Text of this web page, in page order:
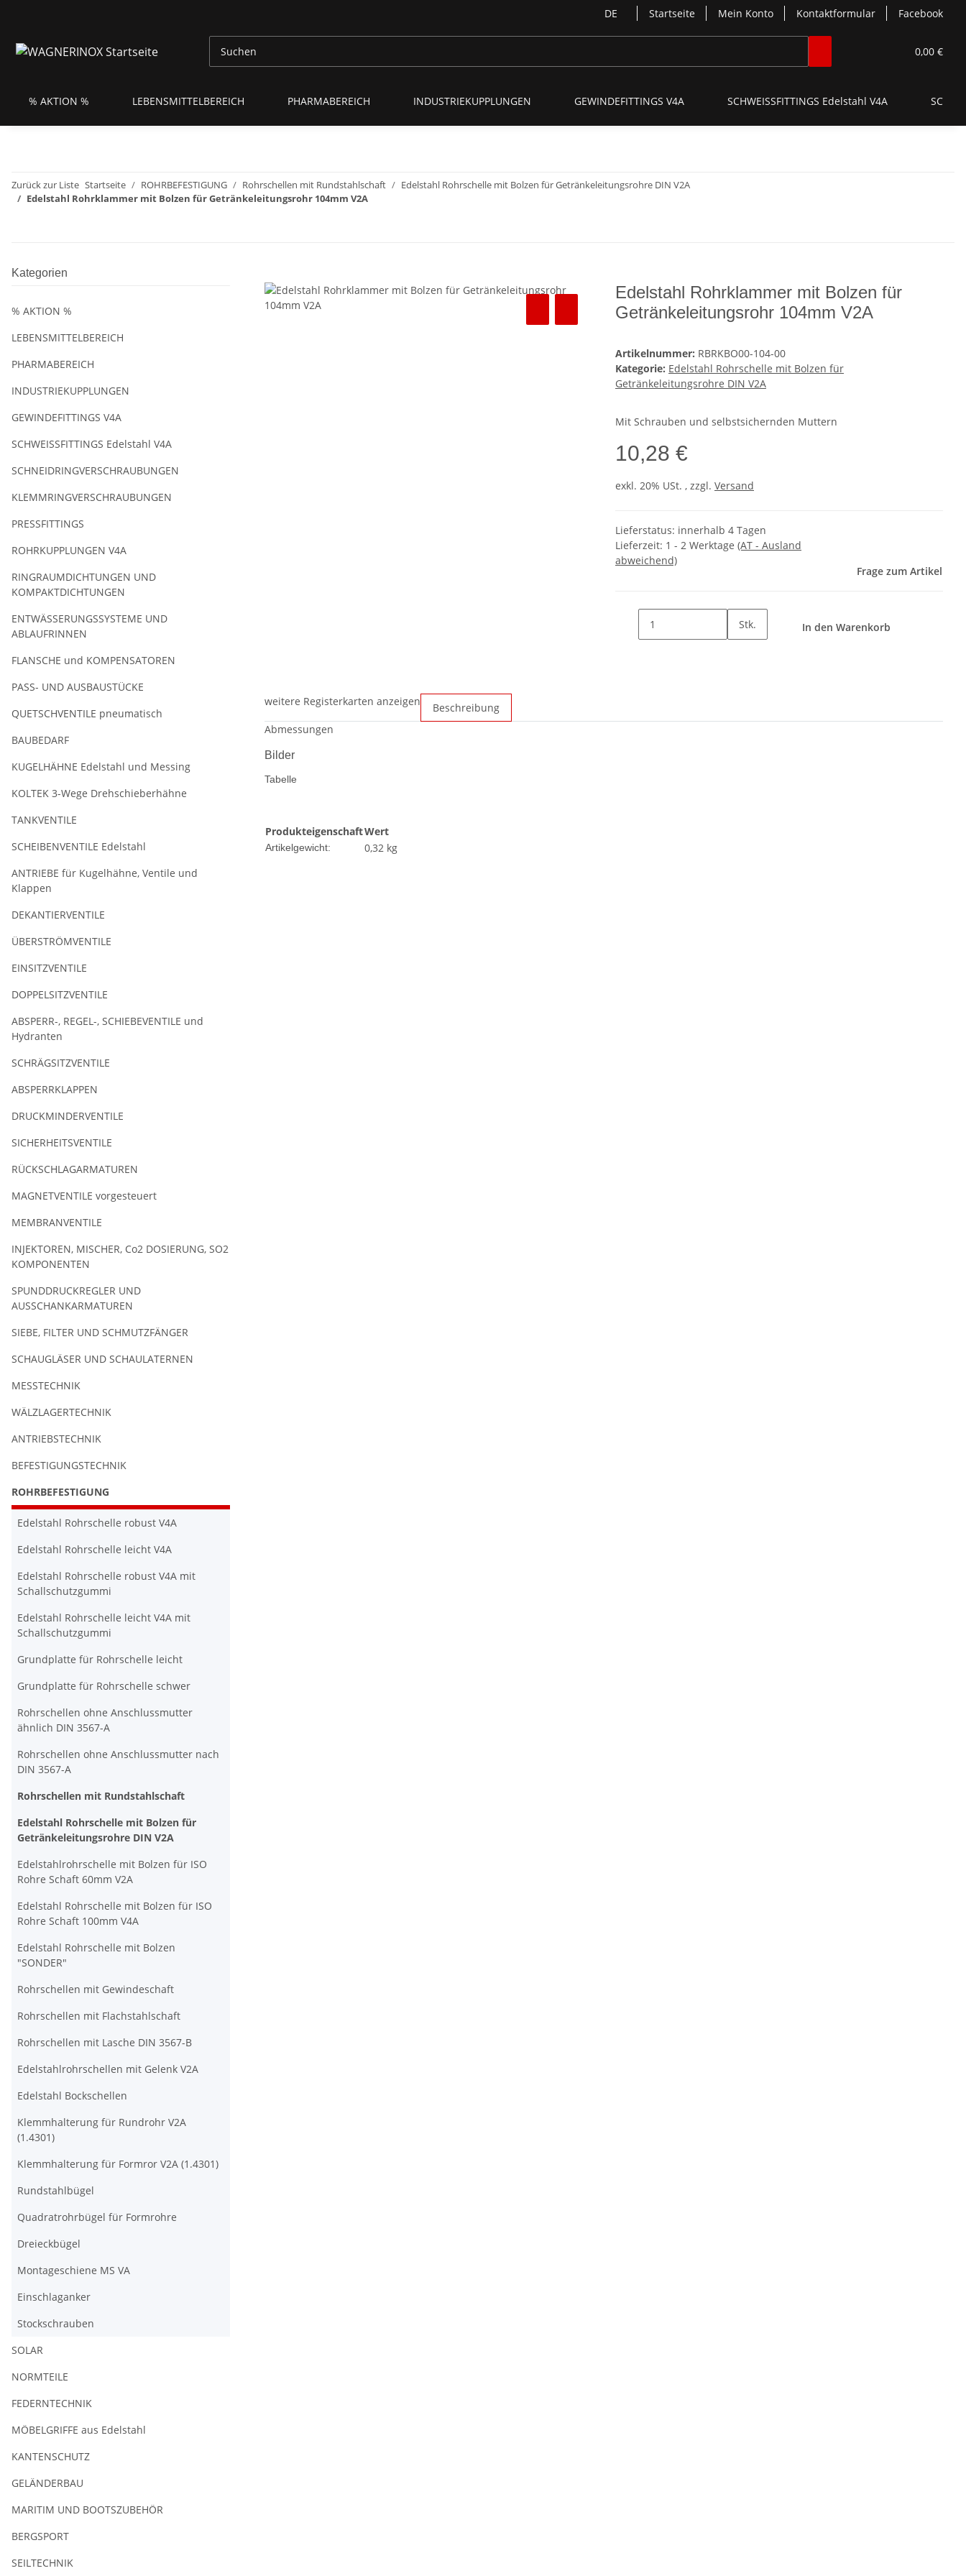
DE Startseite Mein Konto Kontaktformular Facebook
0,00 €
% AKTION % LEBENSMITTELBEREICH PHARMABEREICH INDUSTRIEKUPPLUNGEN GEWINDEFITTINGS V4A SCHWEISSFITTINGS Edelstahl V4A
Zurück zur Liste Startseite ROHRBEFESTIGUNG Rohrschellen mit Rundstahlschaft
Edelstahl Rohrschelle mit Bolzen für Getränkeleitungsrohre DIN V2A
Edelstahl Rohrklammer mit Bolzen für Getränkeleitungsrohr 104mm V2A
Edelstahl Rohrklammer mit Bolzen für
Getränkeleitungsrohr 104mm V2A
Artikelnummer: RBRKBO00-104-00
Kategorie: Edelstahl Rohrschelle mit Bolzen für
Getränkeleitungsrohre DIN V2A
Mit Schrauben und selbstsichernden Muttern
10,28 €
exkl. 20% USt. , zzgl. Versand
Lieferstatus: innerhalb 4 Tagen
Lieferzeit: 1 - 2 Werktage (AT - Ausland
abweichend)
Frage zum Artikel
Stk. In den Warenkorb
weitere Registerkarten anzeigen
Beschreibung
Abmessungen
Bilder
Tabelle
ProdukteigenschaftWert
Artikelgewicht: 0,32 kg
Kategorien
% AKTION %
LEBENSMITTELBEREICH
PHARMABEREICH
INDUSTRIEKUPPLUNGEN
GEWINDEFITTINGS V4A
SCHWEISSFITTINGS Edelstahl V4A
SCHNEIDRINGVERSCHRAUBUNGEN
KLEMMRINGVERSCHRAUBUNGEN
PRESSFITTINGS
ROHRKUPPLUNGEN V4A
RINGRAUMDICHTUNGEN UND
KOMPAKTDICHTUNGEN
ENTWÄSSERUNGSSYSTEME UND
ABLAUFRINNEN
FLANSCHE und KOMPENSATOREN
PASS- UND AUSBAUSTÜCKE
QUETSCHVENTILE pneumatisch
BAUBEDARF
KUGELHÄHNE Edelstahl und Messing
KOLTEK 3-Wege Drehschieberhähne
TANKVENTILE
SCHEIBENVENTILE Edelstahl
ANTRIEBE für Kugelhähne, Ventile und
Klappen
DEKANTIERVENTILE
ÜBERSTRÖMVENTILE
EINSITZVENTILE
DOPPELSITZVENTILE
ABSPERR-, REGEL-, SCHIEBEVENTILE und
Hydranten
SCHRÄGSITZVENTILE
ABSPERRKLAPPEN
DRUCKMINDERVENTILE
SICHERHEITSVENTILE
RÜCKSCHLAGARMATUREN
MAGNETVENTILE vorgesteuert
MEMBRANVENTILE
INJEKTOREN, MISCHER, Co2 DOSIERUNG, SO2
KOMPONENTEN
SPUNDDRUCKREGLER UND
AUSSCHANKARMATUREN
SIEBE, FILTER UND SCHMUTZFÄNGER
SCHAUGLÄSER UND SCHAULATERNEN
MESSTECHNIK
WÄLZLAGERTECHNIK
ANTRIEBSTECHNIK
BEFESTIGUNGSTECHNIK
ROHRBEFESTIGUNG
Edelstahl Rohrschelle robust V4A
Edelstahl Rohrschelle leicht V4A
Edelstahl Rohrschelle robust V4A mit
Schallschutzgummi
Edelstahl Rohrschelle leicht V4A mit
Schallschutzgummi
Grundplatte für Rohrschelle leicht
Grundplatte für Rohrschelle schwer
Rohrschellen ohne Anschlussmutter
ähnlich DIN 3567-A
Rohrschellen ohne Anschlussmutter nach
DIN 3567-A
Rohrschellen mit Rundstahlschaft
Edelstahl Rohrschelle mit Bolzen für
Getränkeleitungsrohre DIN V2A
Edelstahlrohrschelle mit Bolzen für ISO
Rohre Schaft 60mm V2A
Edelstahl Rohrschelle mit Bolzen für ISO
Rohre Schaft 100mm V4A
Edelstahl Rohrschelle mit Bolzen
"SONDER"
Rohrschellen mit Gewindeschaft
Rohrschellen mit Flachstahlschaft
Rohrschellen mit Lasche DIN 3567-B
Edelstahlrohrschellen mit Gelenk V2A
Edelstahl Bockschellen
Klemmhalterung für Rundrohr V2A
(1.4301)
Klemmhalterung für Formror V2A (1.4301)
Rundstahlbügel
Quadratrohrbügel für Formrohre
Dreieckbügel
Montageschiene MS VA
Einschlaganker
Stockschrauben
SOLAR
NORMTEILE
FEDERNTECHNIK
MÖBELGRIFFE aus Edelstahl
KANTENSCHUTZ
GELÄNDERBAU
MARITIM UND BOOTSZUBEHÖR
BERGSPORT
SEILTECHNIK